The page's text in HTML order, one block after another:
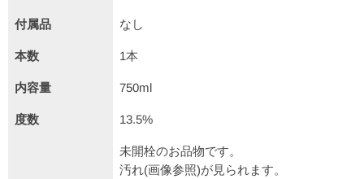
付属品 なし
本数 1本
内容量 750ml
度数 13.5%
未開栓のお品物です。
汚れ(画像参照)が見られます。